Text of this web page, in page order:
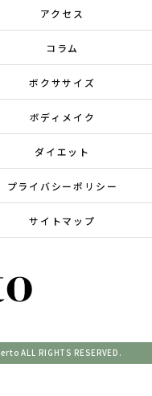
アクセス
コラム
ボクササイズ
ボディメイク
ダイエット
プライバシーポリシー
サイトマップ
ALL RIGHTS RESERVED.